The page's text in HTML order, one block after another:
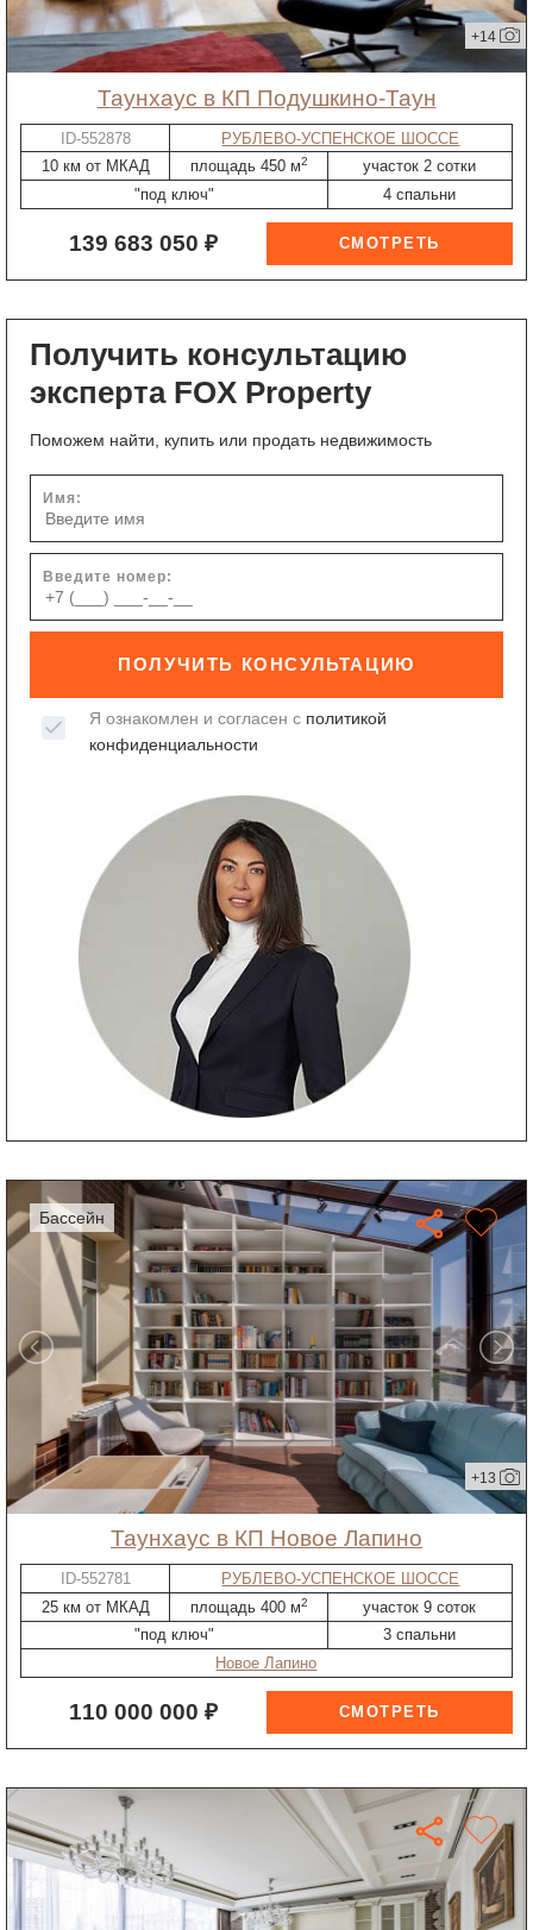
+14
таунхаус в КП Подушкино-Таун
ID-552878
РУБЛЕВО-УСПЕНСКОЕ ШОССЕ
10 км от МКАД
площадь 450 м2
участок 2 сотки
"под ключ"
4 спальни
139 683 050 ₽
Получить консультацию
эксперта FOX Property
Поможем найти, купить или продать недвижимость
Имя:
Введите номер:
ПОЛУЧИТЬ КОНСУЛЬТАЦИЮ
Я ознакомлен и согласен с политикой
конфиденциальности
бассейн
+13
таунхаус в КП Новое Лапино
ID-552781
РУБЛЕВО-УСПЕНСКОЕ ШОССЕ
25 км от МКАД
площадь 400 м2
участок 9 соток
"под ключ"
3 спальни
Новое Лапино
110 000 000 ₽